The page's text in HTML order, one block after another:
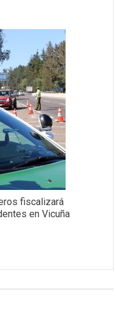
fiscalizará
en Vicuña